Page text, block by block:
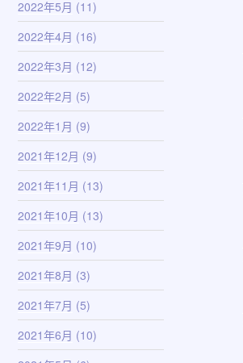
2022年5月 (11)
2022年4月 (16)
2022年3月 (12)
2022年2月 (5)
2022年1月 (9)
2021年12月 (9)
2021年11月 (13)
2021年10月 (13)
2021年9月 (10)
2021年8月 (3)
2021年7月 (5)
2021年6月 (10)